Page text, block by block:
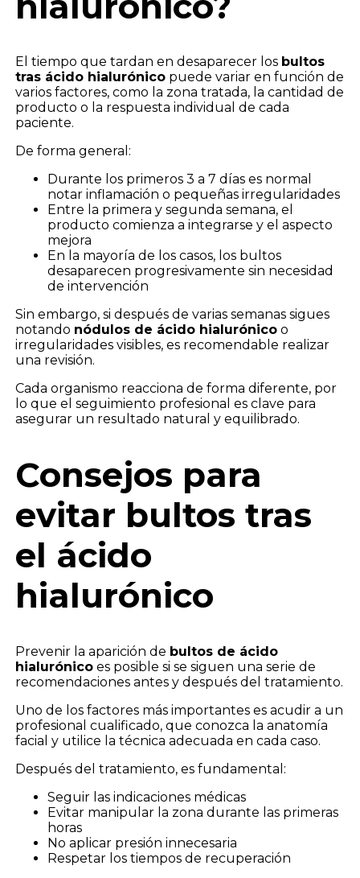
El tiempo que tardan en desaparecer los bultos
tras ácido hialurónicopuede variar en función de
varios factores, como la zona tratada, la cantidad de
producto o la respuesta individual de cada
paciente.
De forma general:
Durante los primeros 3 a 7 días es normal
notar inflamación o pequeñas irregularidades
Entre la primera y segunda semana, el
producto comienza a integrarse y el aspecto
mejora
En la mayoría de los casos, los bultos
desaparecen progresivamente sin necesidad
de intervención
Sin embargo, si después de varias semanas sigues
notando nódulos de ácido hialurónicoo
irregularidades visibles, es recomendable realizar
una revisión.
Cada organismo reacciona de forma diferente, por
lo que el seguimiento profesional es clave para
asegurar un resultado natural y equilibrado.
Consejos para
evitar bultos tras
el ácido
hialurónico
Prevenir la aparición de bultos de ácido
hialurónicoes posible si se siguen una serie de
recomendaciones antes y después del tratamiento.
Uno de los factores más importantes es acudir a un
profesional cualificado, que conozca la anatomía
facial y utilice la técnica adecuada en cada caso.
Después del tratamiento, es fundamental:
Seguir las indicaciones médicas
Evitar manipular la zona durante las primeras
horas
No aplicar presión innecesaria
Respetar los tiempos de recuperación